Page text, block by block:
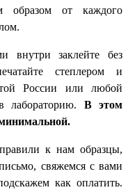
образом от каждого
внутри заклейте без
степлером и
России или любой
лабораторию. В этом
к нам образцы,
свяжемся с вами
как оплатить.